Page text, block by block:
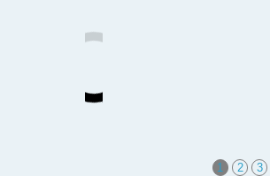
1 2 3